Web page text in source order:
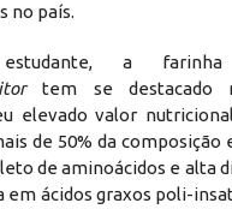
no país.
a
tem se destacado
elevado valor
de 50% da composição
de aminoácidos e alta
em ácidos graxos poli-